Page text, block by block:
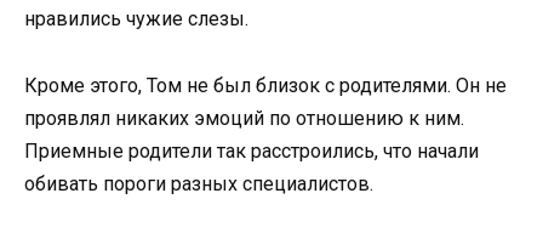
нравились чужие слезы.
Кроме этого, Том не был близок с родителями. Он не
проявлял никаких эмоций по отношению к ним.
Приемные родители так расстроились, что начали
обивать пороги разных специалистов.